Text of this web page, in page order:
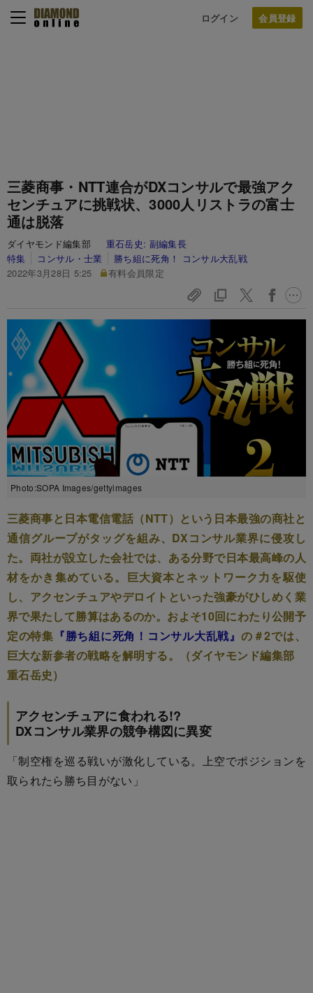
ログイン
三菱商事・NTT連合がDXコンサルで最強アク
センチュアに挑戦状、3000人リストラの富士
通は脱落
ダイヤモンド編集部 重石岳史: 副編集長
特集
コンサル・士業
勝ち組に死角！ コンサル大乱戦
2022年3月28日 5:25
有料会員限定
Photo:SOPA Images/gettyimages
三菱商事と日本電信電話（NTT）という日本最強の商社と
通信グループがタッグを組み、DXコンサル業界に侵攻し
た。両社が設立した会社では、ある分野で日本最高峰の人
材をかき集めている。巨大資本とネットワーク力を駆使
し、アクセンチュアやデロイトといった強豪がひしめく業
界で果たして勝算はあるのか。およそ10回にわたり公開予
定の特集 『勝ち組に死角！コンサル大乱戦』 の＃2では、
巨大な新参者の戦略を解明する。（ダイヤモンド編集部
重石岳史）
アクセンチュアに食われる!?
DXコンサル業界の競争構図に異変
「制空権を巡る戦いが激化している。上空でポジションを
取られたら勝ち目がない」